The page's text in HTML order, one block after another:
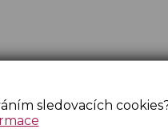
sledovacích